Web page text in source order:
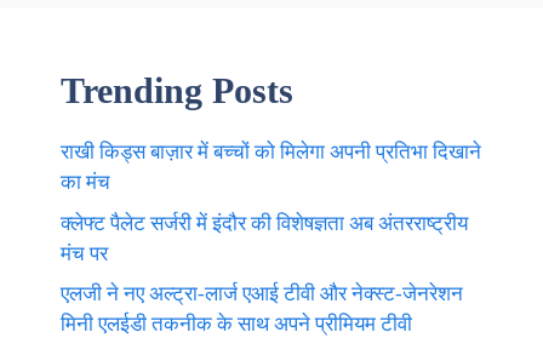
Trending Posts
राखी किड्स बाज़ार में बच्चों को मिलेगा अपनी प्रतिभा दिखाने
का मंच
क्लेफ्ट पैलेट सर्जरी में इंदौर की विशेषज्ञता अब अंतरराष्ट्रीय
मंच पर
एलजी ने नए अल्ट्रा-लार्ज एआई टीवी और नेक्स्ट-जेनरेशन
मिनी एलईडी तकनीक के साथ अपने प्रीमियम टीवी